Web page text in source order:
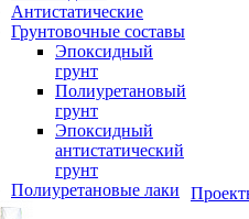
Антистатические
Грунтовочные составы
Эпоксидный
грунт
Полиуретановый
грунт
Эпоксидный
антистатический
грунт
Полиуретановые лаки